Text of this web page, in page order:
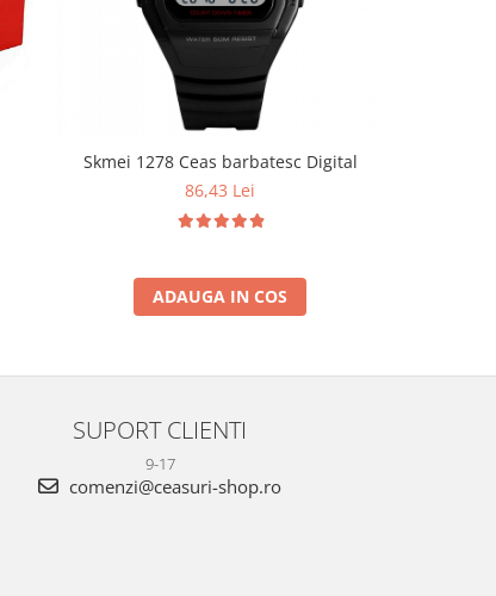
Skmei 1278 Ceas barbatesc Digital
86,43 Lei
ADAUGA IN COS
SUPORT CLIENTI
9-17
comenzi@ceasuri-shop.ro